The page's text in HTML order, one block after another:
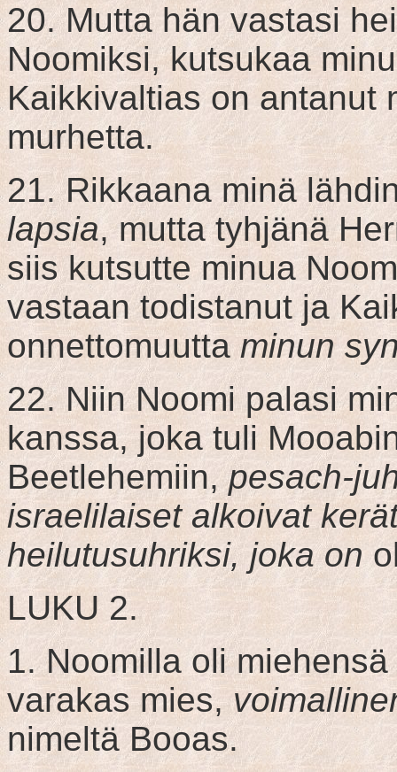
20. Mutta hän vastasi
Noomiksi, kutsukaa
Kaikkivaltias on antanut
murhetta.
21. Rikkaana minä
lapsia, mutta tyhjänä
siis kutsutte minua
vastaan todistanut ja
onnettomuuttaminun
22. Niin Noomi palasi
kanssa, joka tuli
Beetlehemiin,pesach-
israelilaiset alkoivat
heilutusuhriksi, joka on
LUKU 2.
1. Noomilla oli
varakas mies,
nimeltä Booas.